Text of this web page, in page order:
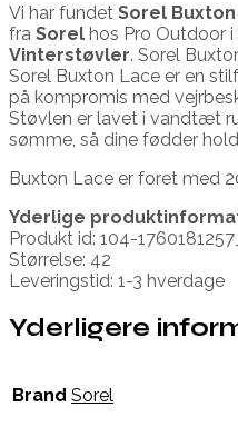
Vi har fundet Sorel
fra Sorel hos Pro Outdoor
Vinterstøvler. Sorel
Sorel Buxton Lace er en
på kompromis med
Støvlen er lavet i vandtæt
sømme, så dine fødder
Buxton Lace er foret med
Yderlige
Produkt id: 104-
Størrelse: 42
Leveringstid: 1-3 hverdage
Yderligere
Brand Sorel